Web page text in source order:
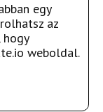
egy
az
weboldal.